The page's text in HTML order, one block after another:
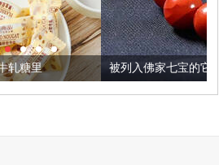
被列入佛家七宝的它到底有多美？